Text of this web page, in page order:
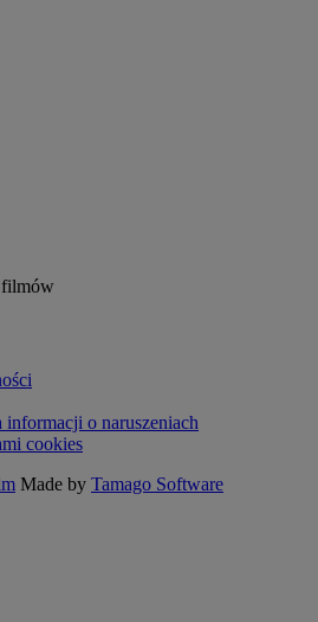
informacji o naruszeniach
cookies
Made by Tamago Software